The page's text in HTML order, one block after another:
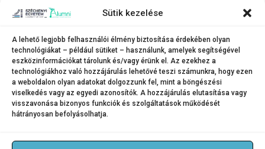
Sütik kezelése
A lehető legjobb felhasználói élmény biztosítása érdekében olyan
technológiákat – például sütiket – használunk, amelyek segítségével
eszközinformációkat tárolunk és/vagy érünk el. Az ezekhez a
technológiákhoz való hozzájárulás lehetővé teszi számunkra, hogy ezen
a weboldalon olyan adatokat dolgozzunk fel, mint a böngészési
viselkedés vagy az egyedi azonosítók. A hozzájárulás elutasítása vagy
visszavonása bizonyos funkciók és szolgáltatások működését
hátrányosan befolyásolhatja.
állásidőkről ad azonnali visszacsatolást, így biztosítva lehetőséget a
megoldása a „flow control”, amellyel az egyedi sorszámmal ellátott
termékeket lehet digitálisan lekövetni és kontrollálni tetszőleges
folyamatokban.
Forrás: Széchenyi Alumni Magazin
KATEGÓRIA:HÍREK